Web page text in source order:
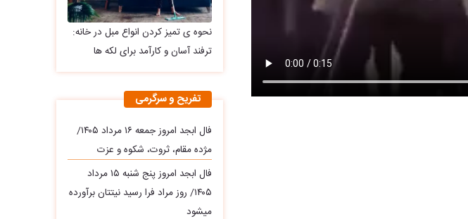
نحوه ی تمیز کردن انواع مبل در خانه:
ترفند آسان و کارآمد برای لکه ها
تفریح و سرگرمی
فال ابجد امروز جمعه ۱۶ مرداد ۱۴۰۵/
مژده مقام، ثروت، شکوه و عزت
فال ابجد امروز پنج شنبه ۱۵ مرداد
۱۴۰۵/ روز مراد فرا رسید نیتتان برآورده
میشود